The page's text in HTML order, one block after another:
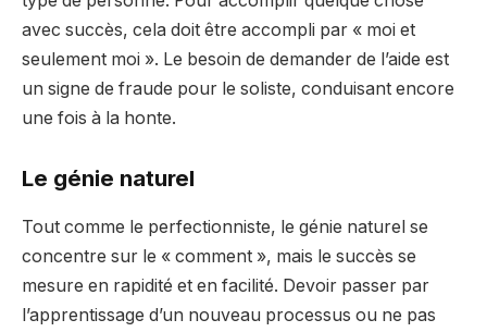
avec succès, cela doit être accompli par « moi et
seulement moi ». Le besoin de demander de l’aide est
un signe de fraude pour le soliste, conduisant encore
une fois à la honte.
Le génie naturel
Tout comme le perfectionniste, le génie naturel se
concentre sur le « comment », mais le succès se
mesure en rapidité et en facilité. Devoir passer par
l’apprentissage d’un nouveau processus ou ne pas